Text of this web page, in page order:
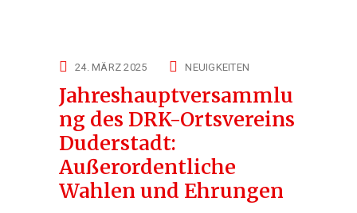
24. MÄRZ 2025 NEUIGKEITEN
Jahreshauptversammlu
ng des DRK-Ortsvereins
Duderstadt:
Außerordentliche
Wahlen und Ehrungen